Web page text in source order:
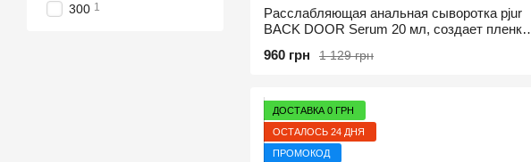
Расслабляющая анальная сыворотка pjur
BACK DOOR Serum 20 мл, создает пленку,
1 129 грн
960 грн
ДОСТАВКА 0 ГРН
ОСТАЛОСЬ 24 ДНЯ
ПРОМОКОД
300 1